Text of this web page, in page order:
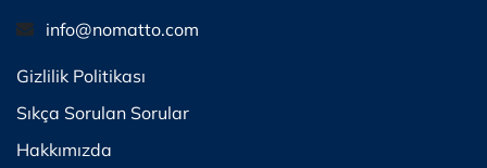
info@nomatto.com
Gizlilik Politikası
Sıkça Sorulan Sorular
Hakkımızda